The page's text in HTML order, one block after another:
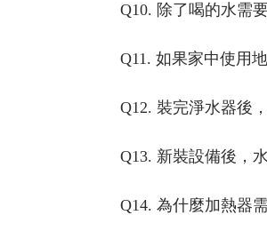
Q10. 除了喝的水需
Q11. 如果家中使用
Q12. 裝完淨水器後
Q13. 新裝設備後，
Q14. 為什麼加熱器